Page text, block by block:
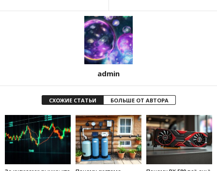
admin
СХОЖИЕ СТАТЬИ БОЛЬШЕ ОТ АВТОРА